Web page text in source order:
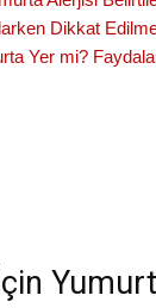
Dikkat
Yer mi?